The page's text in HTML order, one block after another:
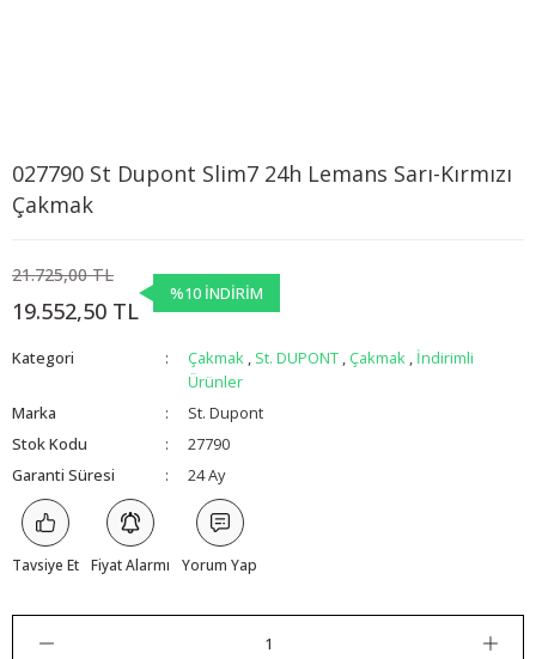
027790 St Dupont Slim7 24h Lemans Sarı-Kırmızı
Çakmak
21.725,00 TL
19.552,50 TL
%10 İNDİRİM
Kategori Çakmak , St. DUPONT , Çakmak , İndirimli
Ürünler
Marka
St. Dupont
Stok Kodu
27790
Garanti Süresi
24 Ay
Tavsiye Et Fiyat Alarmı Yorum Yap